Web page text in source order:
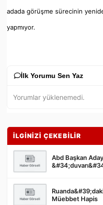
adada görüşme sürecinin
yapmıyor.
İlk Yorumu Sen Yaz
Gönder
Yorumlar yüklenemedi.
İLGİNİZİ ÇEKEBİLİR
Abd Başkan
Müebbet Hapis